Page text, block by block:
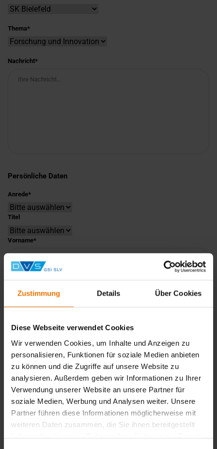
Zustimmung Details Über Cookies
Diese Webseite verwendet Cookies
Wir verwenden Cookies, um Inhalte und Anzeigen zu
personalisieren, Funktionen für soziale Medien anbieten
zu können und die Zugriffe auf unsere Website zu
analysieren. Außerdem geben wir Informationen zu Ihrer
Verwendung unserer Website an unsere Partner für
soziale Medien, Werbung und Analysen weiter. Unsere
Partner führen diese Informationen möglicherweise mit
weiteren Daten zusammen, die Sie ihnen bereitgestellt
haben oder die sie im Rahmen Ihrer Nutzung der Dienste
Thema
Nachricht
Persönliche Daten
Anrede
Titel
Vorname
Nachname
Unternehmen
E-Mail-Adresse
Faxnummer